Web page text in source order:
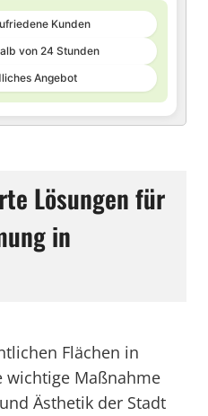
Kunden
von 24 Stunden
Angebot
Lösungen für
in
Flächen in
wichtige Maßnahme
Ästhetik der Stadt